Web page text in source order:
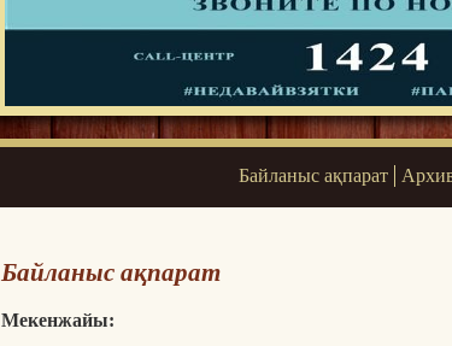
Байланыс ақпарат
Байланыс ақпарат
Мекенжайы: